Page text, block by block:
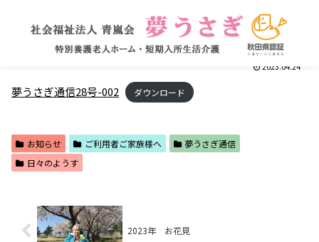
2023.04.24
夢うさぎ通信28号-002 ダウンロード
お知らせ ご利用者ご家族様へ
夢うさぎ通信
日々のようす
2023年 お花見